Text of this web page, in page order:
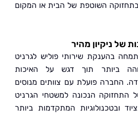
השוטפת של הבית או המקום
מהיר
שירותי פוליש לגרניט
תוך דגש על האיכות
פועלת עם צוותים מנוסים
הנכונה למשטחי הגרניט
המתקדמות ביותר